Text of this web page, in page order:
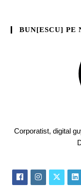
BUN[ESCU] PE
Corporatist, digital